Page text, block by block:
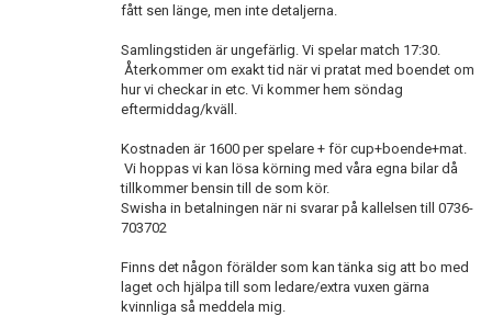
BUDORD TILL FOTBOLLSFÖRÄLDRAR
fått sen länge, men inte detaljerna.
Samlingstiden är ungefärlig. Vi spelar match 17:30.
Återkommer om exakt tid när vi pratat med boendet om
hur vi checkar in etc. Vi kommer hem söndag
eftermiddag/kväll.
Kostnaden är 1600 per spelare + för cup+boende+mat.
Vi hoppas vi kan lösa körning med våra egna bilar då
tillkommer bensin till de som kör.
Swisha in betalningen när ni svarar på kallelsen till 0736-
703702
Finns det någon förälder som kan tänka sig att bo med
laget och hjälpa till som ledare/extra vuxen gärna
kvinnliga så meddela mig.